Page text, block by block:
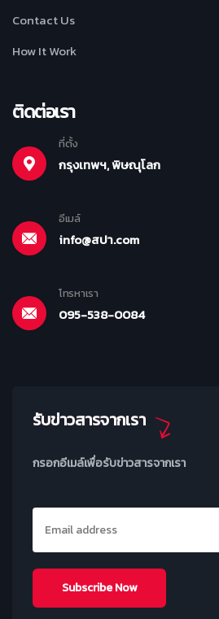
Contact Us
How It Work
ติดต่อเรา
ที่ตั้ง
กรุงเทพฯ, พิษณุโลก
อีเมล์
info@สปา.com
โทรหาเรา
095-538-0084
รับข่าวสารจากเรา
กรอกอีเมล์เพื่อรับข่าวสารจากเรา